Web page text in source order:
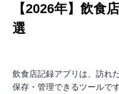
【2026年】飲食
選
飲食店記録アプリは、訪れ
保存・管理できるツールです